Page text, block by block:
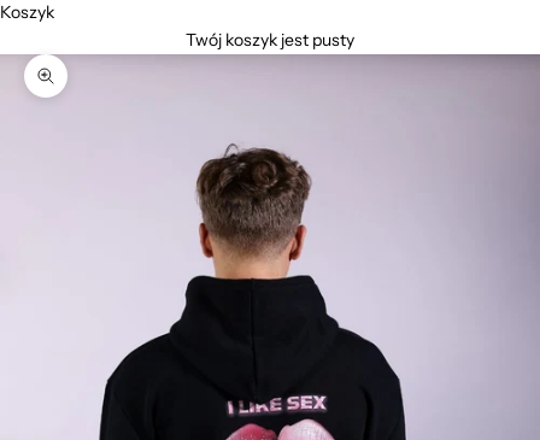
Koszyk
Twój koszyk jest pusty
Przybliż